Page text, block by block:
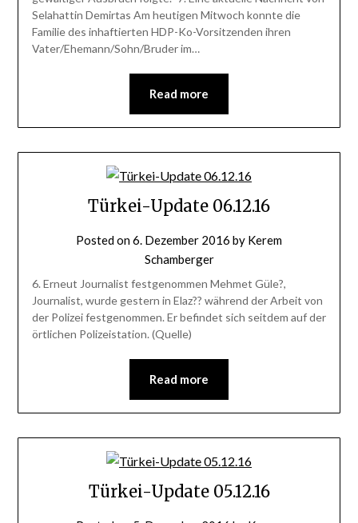
Selahattin Demirtas Am heutigen Mitwoch konnte die
Familie des inhaftierten HDP-Ko-Vorsitzenden ihren
Vater/Ehemann/Sohn/Bruder im…
Read more
Türkei-Update 06.12.16
Posted on6. Dezember 2016 by Kerem
Schamberger
6. Erneut Journalist festgenommen Mehmet Güle?,
Journalist, wurde gestern in Elaz?? während der Arbeit von
der Polizei festgenommen. Er befindet sich seitdem auf der
örtlichen Polizeistation. (Quelle)
Read more
Türkei-Update 05.12.16